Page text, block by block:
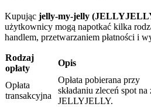
Ekskluzywne inwestycje dla
Kupując jelly-my-jelly
użytkownicy mogą napotkać kilka
handlem, przetwarzaniem płatności i
Rodzaj
opłaty
Opis
Opłata
transakcyjna
Opłata pobierana przy
składaniu zleceń spot na
JELLYJELLY.